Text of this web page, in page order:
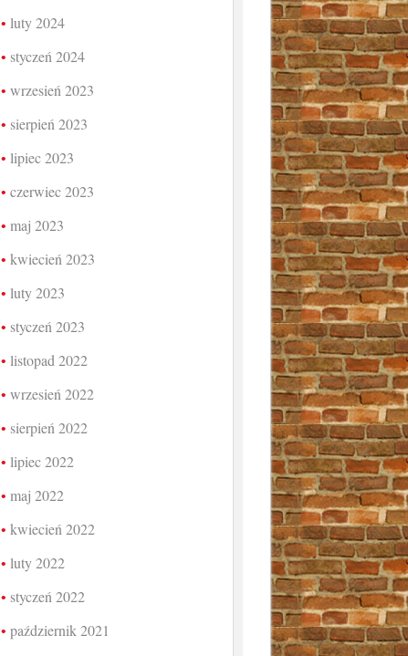
luty 2024
styczeń 2024
wrzesień 2023
sierpień 2023
lipiec 2023
czerwiec 2023
maj 2023
kwiecień 2023
luty 2023
styczeń 2023
listopad 2022
wrzesień 2022
sierpień 2022
lipiec 2022
maj 2022
kwiecień 2022
luty 2022
styczeń 2022
październik 2021